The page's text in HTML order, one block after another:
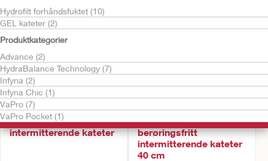
Hydrofilt forhåndsfuktet (10)
GEL kateter (2)
Produktkategorier
Advance (2)
HydraBalance Technology (7)
Infyna (2)
Infyna Chic (1)
VaPro (7)
VaPro Pocket (1)
Gratis vareprøve
Infyna Chic™ hydrofilt
intermitterende kateter
Gratis vareprøve
VaPro Plus™ F-Style
berøringsfritt
intermitterende kateter
40 cm